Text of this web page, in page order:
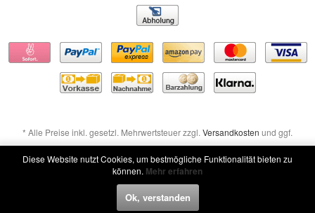
* Alle Preise inkl. gesetzl. Mehrwertsteuer zzgl. Versandkosten und ggf.
Nachnahmegebühren, wenn nicht anders beschrieben
Widerruf erklären
Diese Website nutzt Cookies, um bestmögliche Funktionalität bieten zu
können. Mehr erfahren
Ok, verstanden